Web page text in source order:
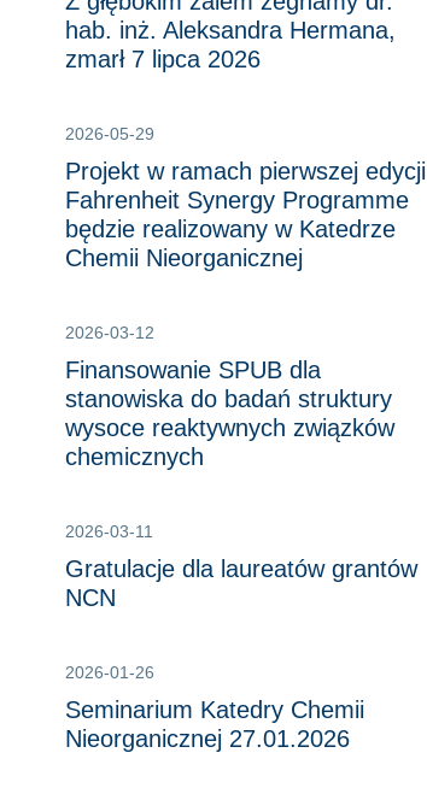
hab. inż. Aleksandra Hermana,
zmarł 7 lipca 2026
2026-05-29
Projekt w ramach pierwszej edycji
Fahrenheit Synergy Programme
będzie realizowany w Katedrze
Chemii Nieorganicznej
2026-03-12
Finansowanie SPUB dla
stanowiska do badań struktury
wysoce reaktywnych związków
chemicznych
2026-03-11
Gratulacje dla laureatów grantów
NCN
2026-01-26
Seminarium Katedry Chemii
Nieorganicznej 27.01.2026